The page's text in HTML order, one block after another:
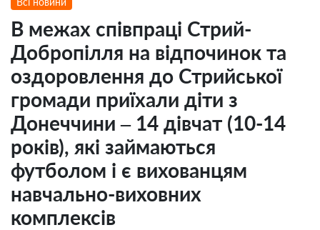
В межах співпраці Стрий-
Добропілля на відпочинок та
оздоровлення до Стрийської
громади приїхали діти з
Донеччини – 14 дівчат (10-14
років), які займаються
футболом і є вихованцям
навчально-виховних
комплексів